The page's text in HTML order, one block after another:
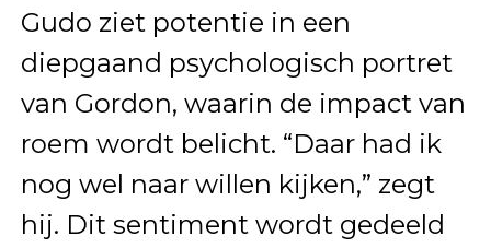
Gudo ziet potentie in een
diepgaand psychologisch portret
van Gordon, waarin de impact van
roem wordt belicht. “Daar had ik
nog wel naar willen kijken,” zegt
hij. Dit sentiment wordt gedeeld